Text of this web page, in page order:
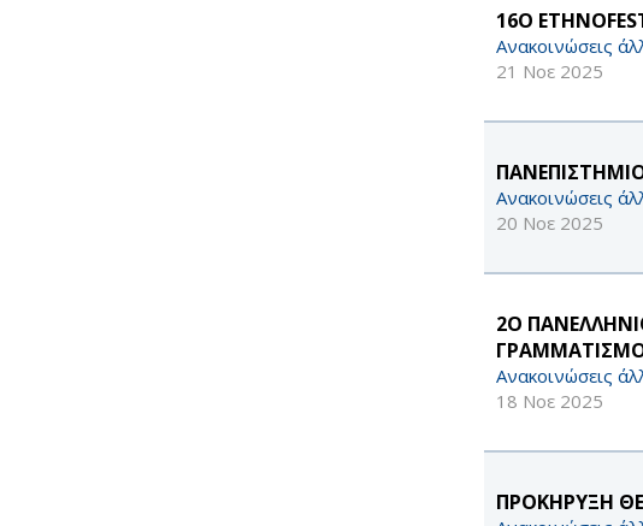
16Ο
Ανακοινώσεις
21 Νοε 2025
Ανακοινώσεις
20 Νοε 2025
2Ο
Ανακοινώσεις
18 Νοε 2025
ΠΡΟΚΗΡΥΞΗ